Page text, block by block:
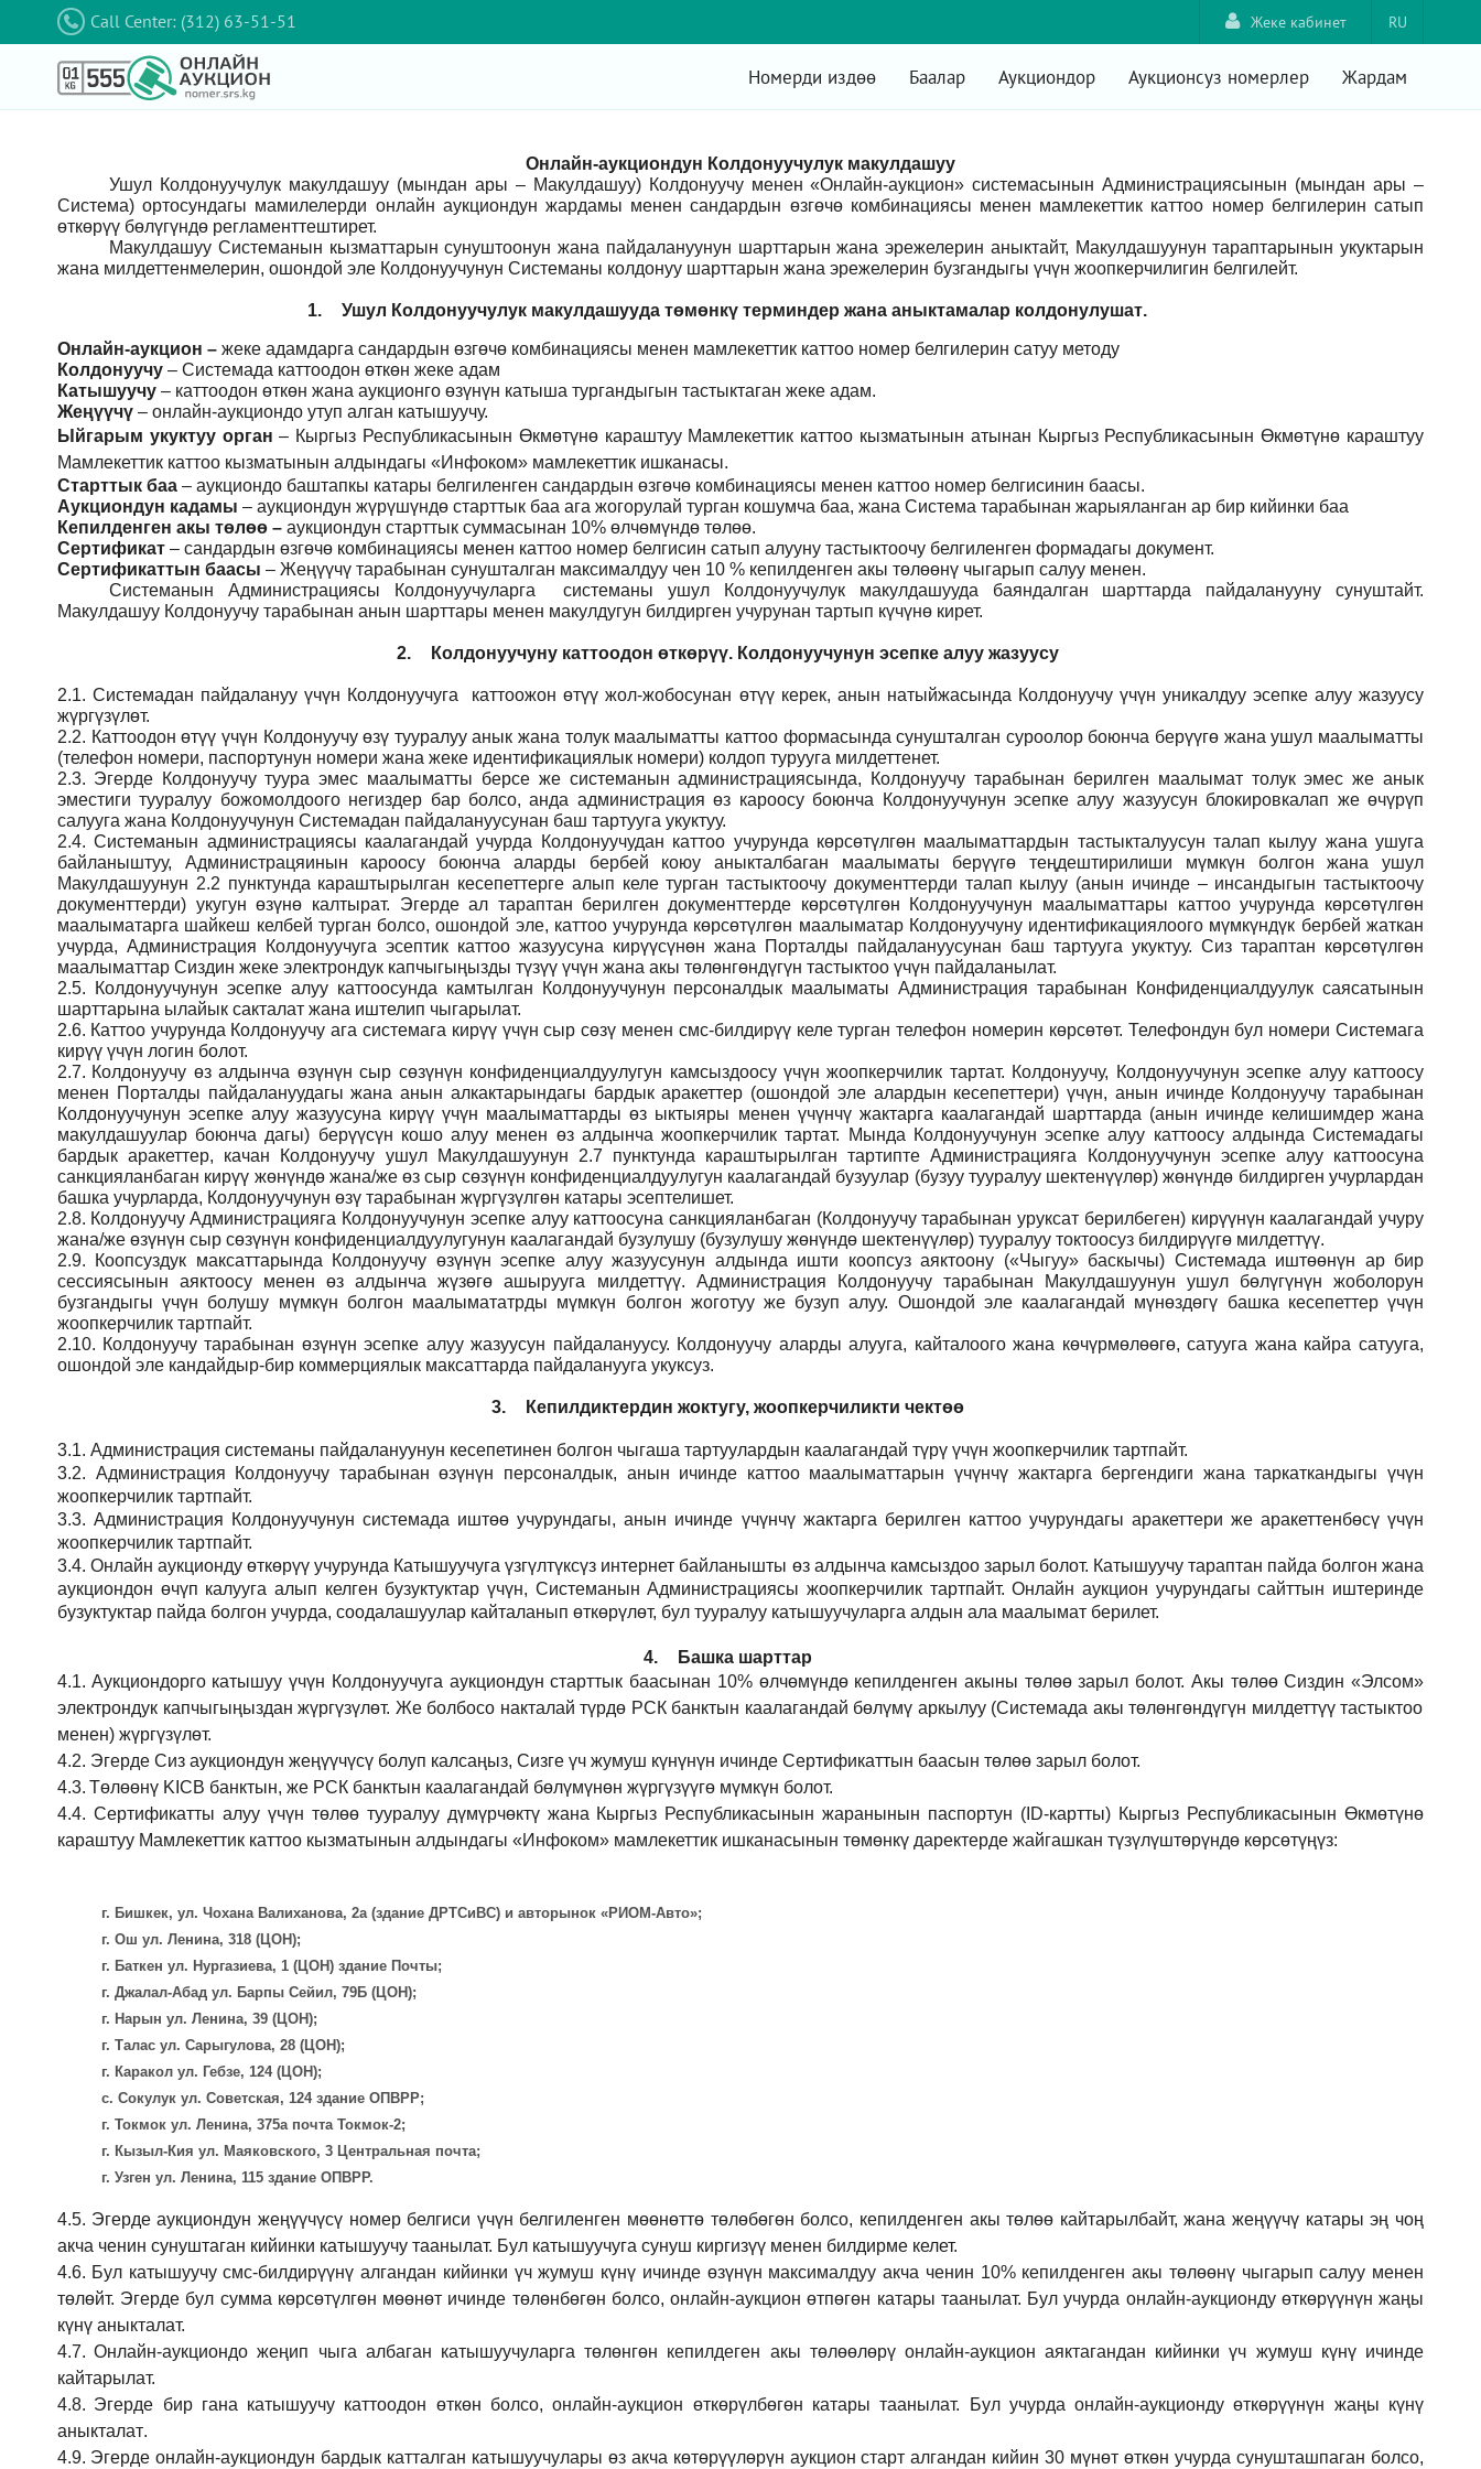
Call Center: (312) 63-51-51 RU
Жеке кабинет
Номерди издөө Баалар Аукциондор Аукционсуз номерлер Жардам
Онлайн-аукциондун Колдонуучулук макулдашуу
Ушул Колдонуучулук макулдашуу (мындан ары – Макулдашуу) Колдонуучу менен «Онлайн-аукцион» системасынын Администрациясынын (мындан ары –
Система) ортосундагы мамилелерди онлайн аукциондун жардамы менен сандардын өзгөчө комбинациясы менен мамлекеттик каттоо номер белгилерин сатып
өткөрүү бөлүгүндө регламенттештирет.
Макулдашуу Системанын кызматтарын сунуштоонун жана пайдалануунун шарттарын жана эрежелерин аныктайт, Макулдашуунун тараптарынын укуктарын
жана милдеттенмелерин, ошондой эле Колдонуучунун Системаны колдонуу шарттарын жана эрежелерин бузгандыгы үчүн жоопкерчилигин белгилейт.
1. Ушул Колдонуучулук макулдашууда төмөнкү терминдер жана аныктамалар колдонулушат.
Онлайн-аукцион – жеке адамдарга сандардын өзгөчө комбинациясы менен мамлекеттик каттоо номер белгилерин сатуу методу
Колдонуучу – Системада каттоодон өткөн жеке адам
Катышуучу – каттоодон өткөн жана аукционго өзүнүн катыша тургандыгын тастыктаган жеке адам.
Жеңүүчү – онлайн-аукциондо утуп алган катышуучу.
Ыйгарым укуктуу орган – Кыргыз Республикасынын Өкмөтүнө караштуу Мамлекеттик каттоо кызматынын атынан Кыргыз Республикасынын Өкмөтүнө караштуу
Мамлекеттик каттоо кызматынын алдындагы «Инфоком» мамлекеттик ишканасы.
Старттык баа – аукциондо баштапкы катары белгиленген сандардын өзгөчө комбинациясы менен каттоо номер белгисинин баасы.
Аукциондун кадамы – аукциондун жүрүшүндө старттык баа ага жогорулай турган кошумча баа, жана Система тарабынан жарыяланган ар бир кийинки баа
Кепилденген акы төлөө – аукциондун старттык суммасынан 10% өлчөмүндө төлөө.
Сертификат – сандардын өзгөчө комбинациясы менен каттоо номер белгисин сатып алууну тастыктоочу белгиленген формадагы документ.
Сертификаттын баасы – Жеңүүчү тарабынан сунушталган максималдуу чен 10 % кепилденген акы төлөөнү чыгарып салуу менен.
СистеманынАдминистрациясы Колдонуучуларга системаны ушул Колдонуучулук макулдашууда баяндалган шарттарда пайдаланууну сунуштайт.
Макулдашуу Колдонуучу тарабынан анын шарттары менен макулдугун билдирген учурунан тартып күчүнө кирет.
2. Колдонуучуну каттоодон өткөрүү. Колдонуучунун эсепке алуу жазуусу
2.1. Системадан пайдалануу үчүн Колдонуучуга каттоожон өтүү жол-жобосунан өтүү керек, анын натыйжасында Колдонуучу үчүн уникалдуу эсепке алуу жазуусу
жүргүзүлөт.
2.2. Каттоодон өтүү үчүн Колдонуучу өзү тууралуу анык жана толук маалыматты каттоо формасында сунушталган суроолор боюнча берүүгө жана ушул маалыматты
(телефон номери, паспортунун номери жана жеке идентификациялык номери) колдоп турууга милдеттенет.
2.3. Эгерде Колдонуучу туура эмес маалыматты берсе же системанын администрациясында, Колдонуучу тарабынан берилген маалымат толук эмес же анык
эместиги тууралуу божомолдоого негиздер бар болсо, анда администрация өз кароосу боюнча Колдонуучунун эсепке алуу жазуусун блокировкалап же өчүрүп
салууга жана Колдонуучунун Системадан пайдалануусунан баш тартууга укуктуу.
2.4.Системанын администрациясы каалагандай учурда Колдонуучудан каттоо учурунда көрсөтүлгөн маалыматтардын тастыкталуусун талап кылуу жана ушуга
байланыштуу, Администрацяинын кароосу боюнча аларды бербей коюу аныкталбаган маалыматы берүүгө теңдештирилиши мүмкүн болгон жана ушул
Макулдашуунун 2.2 пунктунда караштырылган кесепеттерге алып келе турган тастыктоочу документтерди талап кылуу (анын ичинде – инсандыгын тастыктоочу
документтерди) укугун өзүнө калтырат. Эгерде ал тараптан берилген документтерде көрсөтүлгөн Колдонуучунун маалыматтары каттоо учурунда көрсөтүлгөн
маалыматарга шайкеш келбей турган болсо, ошондой эле, каттоо учурунда көрсөтүлгөн маалыматар Колдонуучуну идентификациялоого мүмкүндүк бербей жаткан
учурда, Администрация Колдонуучуга эсептик каттоо жазуусуна кирүүсүнөн жана Порталды пайдалануусунан баш тартууга укуктуу. Сиз тараптан көрсөтүлгөн
маалыматтар Сиздин жеке электрондук капчыгыңызды түзүү үчүн жана акы төлөнгөндүгүн тастыктоо үчүн пайдаланылат.
2.5.
Колдонуучунун эсепке алуу каттоосунда камтылган Колдонуучунун персоналдык маалыматы Администрация тарабынан Конфиденциалдуулук саясатынын
шарттарына ылайык сакталат жана иштелип чыгарылат.
2.6. Каттоо учурунда Колдонуучу ага системага кирүү үчүн сыр сөзү менен смс-билдирүү келе турган телефон номерин көрсөтөт. Телефондун бул номери Системага
кирүү үчүн логин болот.
2.7. Колдонуучу өз алдынча өзүнүн сыр сөзүнүн конфиденциалдуулугун камсыздоосу үчүн жоопкерчилик тартат. Колдонуучу, Колдонуучунун эсепке алуу каттоосу
менен Порталды пайдалануудагы жана анын алкактарындагы бардык аракеттер (ошондой эле алардын кесепеттери) үчүн, анын ичинде Колдонуучу тарабынан
Колдонуучунун эсепке алуу жазуусуна кирүү үчүн маалыматтарды өз ыктыяры менен үчүнчү жактарга каалагандай шарттарда (анын ичинде келишимдер жана
макулдашуулар боюнча дагы) берүүсүн кошо алуу менен өз алдынча жоопкерчилик тартат. Мында Колдонуучунун эсепке алуу каттоосу алдында Системадагы
бардык аракеттер, качан Колдонуучу ушул Макулдашуунун 2.7 пунктунда караштырылган тартипте Администрацияга Колдонуучунун эсепке алуу каттоосуна
санкцияланбаган кирүү жөнүндө жана/же өз сыр сөзүнүн конфиденциалдуулугун каалагандай бузуулар (бузуу тууралуу шектенүүлөр) жөнүндө билдирген учурлардан
башка учурларда, Колдонуучунун өзү тарабынан жүргүзүлгөн катары эсептелишет.
2.8. Колдонуучу Администрацияга Колдонуучунун эсепке алуу каттоосуна санкцияланбаган (Колдонуучу тарабынан уруксат берилбеген) кирүүнүн каалагандай учуру
жана/же өзүнүн сыр сөзүнүн конфиденциалдуулугунун каалагандай бузулушу (бузулушу жөнүндө шектенүүлөр) тууралуу токтоосуз билдирүүгө милдеттүү.
2.9. Коопсуздук максаттарында Колдонуучу өзүнүн эсепке алуу жазуусунун алдында ишти коопсуз аяктоону («Чыгуу» баскычы) Системада иштөөнүн ар бир
сессиясынын аяктоосу менен өз алдынча жүзөгө ашырууга милдеттүү. Администрация Колдонуучу тарабынан Макулдашуунун ушул бөлүгүнүн жоболорун
бузгандыгы үчүн болушу мүмкүн болгон маалымататрды мүмкүн болгон жоготуу же бузуп алуу. Ошондой эле каалагандай мүнөздөгү башка кесепеттер үчүн
жоопкерчилик тартпайт.
2.10. Колдонуучу тарабынан өзүнүн эсепке алуу жазуусун пайдалануусу. Колдонуучу аларды алууга, кайталоого жана көчүрмөлөөгө, сатууга жана кайра сатууга,
ошондой эле кандайдыр-бир коммерциялык максаттарда пайдаланууга укуксуз.
3. Кепилдиктердин жоктугу, жоопкерчиликти чектөө
3.1. Администрация системаны пайдалануунун кесепетинен болгон чыгаша тартуулардын каалагандай түрү үчүн жоопкерчилик тартпайт.
3.2. Администрация
Колдонуучу тарабынан өзүнүн персоналдык, анын ичинде каттоо маалыматтарын үчүнчү жактарга бергендиги жана таркаткандыгы үчүн
жоопкерчилик тартпайт.
3.3.Администрация Колдонуучунун системада иштөө учурундагы, анын ичинде үчүнчү жактарга берилген каттоо учурундагы аракеттери же аракеттенбөсү үчүн
жоопкерчилик тартпайт.
3.4.Онлайн аукционду өткөрүү учурунда Катышуучуга үзгүлтүксүз интернет байланышты өз алдынча камсыздоо зарылболот. Катышуучу тараптан пайда болгон жана
аукциондон өчүп калууга алып келген бузуктуктар үчүн, Системанын Администрациясы жоопкерчилик тартпайт. Онлайн аукцион учурундагы сайттын иштеринде
бузуктуктар пайда болгон учурда, соодалашуулар кайталанып өткөрүлөт, бул тууралуу катышуучуларга алдын ала маалымат берилет.
4.
Башка шарттар
4.1. Аукциондорго катышуу үчүн Колдонуучуга аукциондун старттык баасынан 10% өлчөмүндө кепилденген акыны төлөө зарыл болот. Акы төлөө Сиздин«Элсом»
электрондук капчыгыңыздан жүргүзүлөт. Же болбосо накталай түрдө РСК банктын каалагандай бөлүмү аркылуу (Системада акы төлөнгөндүгүн милдеттүү тастыктоо
менен) жүргүзүлөт.
4.2. Эгерде Сиз аукциондун жеңүүчүсү болуп калсаңыз, Сизге үч жумуш күнүнүн ичинде Сертификаттын баасын төлөө зарыл болот.
4.3. Төлөөнү KICB банктын, же РСК банктын каалагандай бөлүмүнөн жүргүзүүгө мүмкүн болот.
4.4. Сертификатты алуу үчүн төлөө тууралуу дүмүрчөктү жана Кыргыз Республикасынын жаранынын паспортун (ID-картты) Кыргыз Республикасынын Өкмөтүнө
караштуу Мамлекеттик каттоо кызматынын алдындагы «Инфоком» мамлекеттик ишканасынын төмөнкү даректерде жайгашкан түзүлүштөрүндө көрсөтүңүз:
г. Бишкек, ул. Чохана Валиханова, 2а (здание ДРТСиВС) и авторынок «РИОМ-Авто»;
г. Ош ул. Ленина, 318 (ЦОН);
г. Баткен ул. Нургазиева, 1 (ЦОН) здание Почты;
г. Джалал-Абад ул. Барпы Сейил, 79Б (ЦОН);
г. Нарын ул. Ленина, 39 (ЦОН);
г. Талас ул. Сарыгулова, 28 (ЦОН);
г. Каракол ул. Гебзе, 124 (ЦОН);
с. Сокулук ул. Советская, 124 здание ОПВРР;
г. Токмок ул. Ленина, 375а почта Токмок-2;
г. Кызыл-Кия ул. Маяковского, 3 Центральная почта;
г. Узген ул. Ленина, 115 здание ОПВРР.
4.5. Эгерде аукциондун жеңүүчүсү номер белгиси үчүн белгиленген мөөнөттө төлөбөгөн болсо, кепилденген акы төлөө кайтарылбайт, жана жеңүүчү катары эң чоң
акча ченин сунуштаган кийинки катышуучу таанылат. Бул катышуучуга сунуш киргизүү менен билдирме келет.
4.6. Бул катышуучу смс-билдирүүнү алгандан кийинки үч жумуш күнү ичинде өзүнүн максималдуу акча ченин 10% кепилденген акы төлөөнү чыгарып салуу менен
төлөйт. Эгерде бул сумма көрсөтүлгөн мөөнөт ичинде төлөнбөгөн болсо, онлайн-аукцион өтпөгөн катары таанылат. Бул учурда онлайн-аукционду өткөрүүнүн жаңы
күнү аныкталат.
4.7. Онлайн-аукциондо жеңип чыга албаган катышуучуларга төлөнгөн кепилдеген акы төлөөлөрү онлайн-аукцион аяктагандан кийинки үч жумуш күнү ичинде
кайтарылат.
4.8. Эгерде бир гана катышуучу каттоодон өткөн болсо, онлайн-аукцион өткөрүлбөгөн катары таанылат.
Бул учурда онлайн-аукционду өткөрүүнүн жаңы күнү
аныкталат.
4.9. Эгерде онлайн-аукциондун бардык катталган катышуучулары өз акча көтөрүүлөрүн аукцион старт алгандан кийин 30 мүнөт өткөн учурда сунушташпаган болсо,